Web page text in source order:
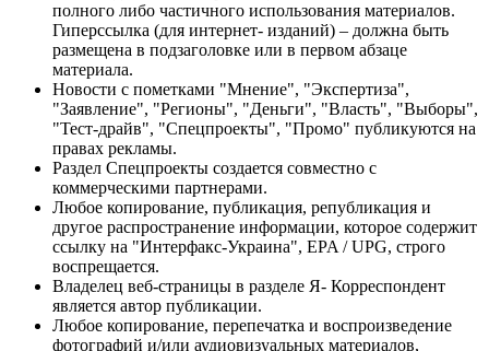
полного либо частичного использования материалов.
Гиперссылка (для интернет- изданий) – должна быть
размещена в подзаголовке или в первом абзаце
материала.
Новости с пометками "Мнение", "Экспертиза",
"Заявление", "Регионы", "Деньги", "Власть", "Выборы",
"Тест-драйв", "Спецпроекты", "Промо" публикуются на
правах рекламы.
Раздел Спецпроекты создается совместно с
коммерческими партнерами.
Любое копирование, публикация, републикация и
другое распространение информации, которое содержит
ссылку на "Интерфакс-Украина", EPA / UPG, строго
воспрещается.
Владелец веб-страницы в разделе Я- Корреспондент
является автор публикации.
Любое копирование, перепечатка и воспроизведение
фотографий и/или аудиовизуальных материалов,